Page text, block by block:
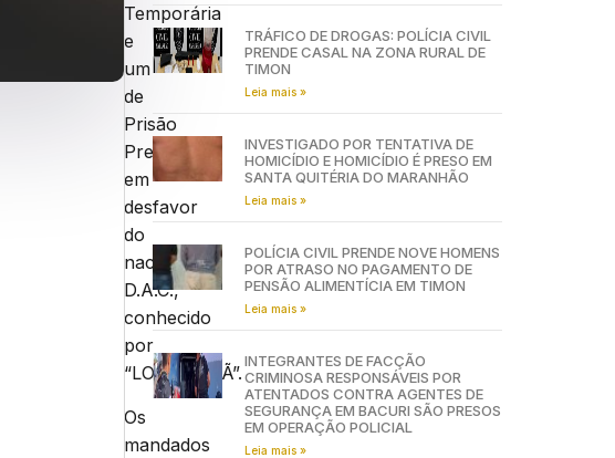
Temporária
e
um
de
Prisão
Preventiva,
em
desfavor
do
nacional
D.A.C.,
conhecido
por
“LOUROANÃ”.
Os
mandados
TRÁFICO DE DROGAS: POLÍCIA CIVIL
PRENDE CASAL NA ZONA RURAL DE
TIMON
Leia mais »
INVESTIGADO POR TENTATIVA DE
HOMICÍDIO E HOMICÍDIO É PRESO EM
SANTA QUITÉRIA DO MARANHÃO
Leia mais »
POLÍCIA CIVIL PRENDE NOVE HOMENS
POR ATRASO NO PAGAMENTO DE
PENSÃO ALIMENTÍCIA EM TIMON
Leia mais »
INTEGRANTES DE FACÇÃO
CRIMINOSA RESPONSÁVEIS POR
ATENTADOS CONTRA AGENTES DE
SEGURANÇA EM BACURI SÃO PRESOS
EM OPERAÇÃO POLICIAL
Leia mais »